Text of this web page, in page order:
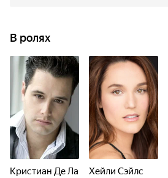
В ролях
Кристиан Де Ла
Хейли Сэйлс